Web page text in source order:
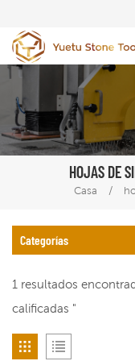
HOJAS DE
Casa /
Categorías
1 resultados
calificadas "